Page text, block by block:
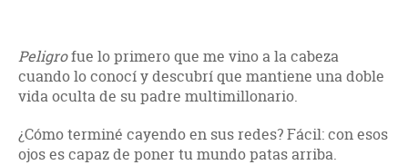
Peligrofue lo primero que me vino a la cabeza
cuando lo conocí y descubrí que mantiene una doble
vida oculta de su padre multimillonario.
¿Cómo terminé cayendo en sus redes? Fácil: con esos
ojos es capaz de poner tu mundo patas arriba.